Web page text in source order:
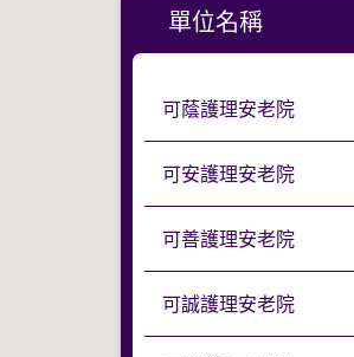
單位名稱
可蔭護理安老院
可安護理安老院
可善護理安老院
可誠護理安老院